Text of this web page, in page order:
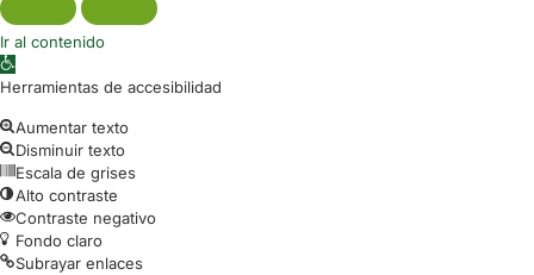
Ir al contenido
Abrir barra de herramientas
Herramientas de accesibilidad
Aumentar texto
Disminuir texto
Escala de grises
Alto contraste
Contraste negativo
Fondo claro
Subrayar enlaces